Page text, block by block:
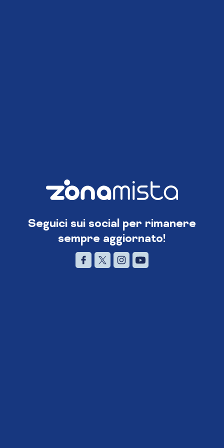
Seguici sui social per rimanere
sempre aggiornato!